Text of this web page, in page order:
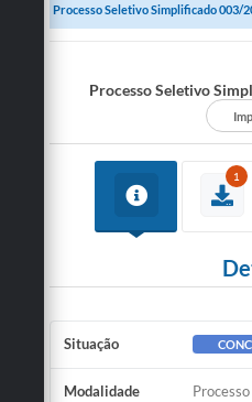
Processo Seletivo Simplificado 003/
Processo Seletivo
1
Situação
Modalidade